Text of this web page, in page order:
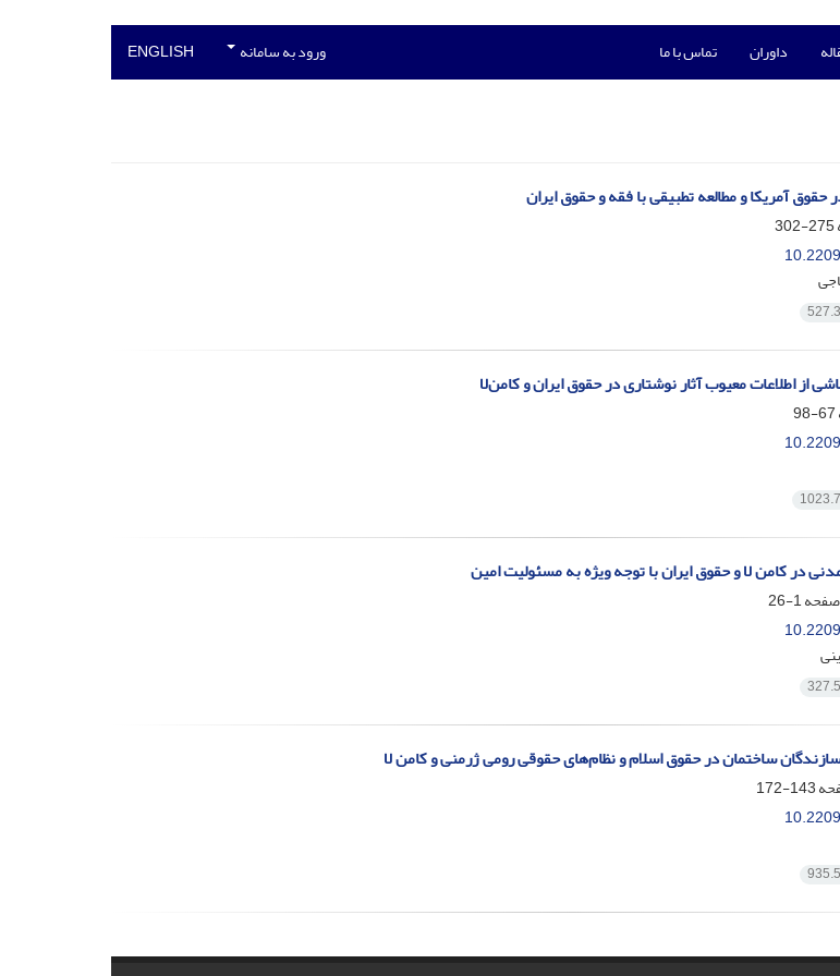
داوران تماس با ما ورود به سامانه ENGLISH
آمریکا و مطالعه تطبیقی با فقه و حقوق ایران
275-302
از اطلاعات معیوب آثار نوشتاری در حقوق ایران و کامن‌لا
67-98
در کامن لا و حقوق ایران با توجه ویژه به مسئولیت امین
1-26
ساختمان در حقوق اسلام و نظام‌های حقوقی رومی ژرمنی و کامن لا
143-172